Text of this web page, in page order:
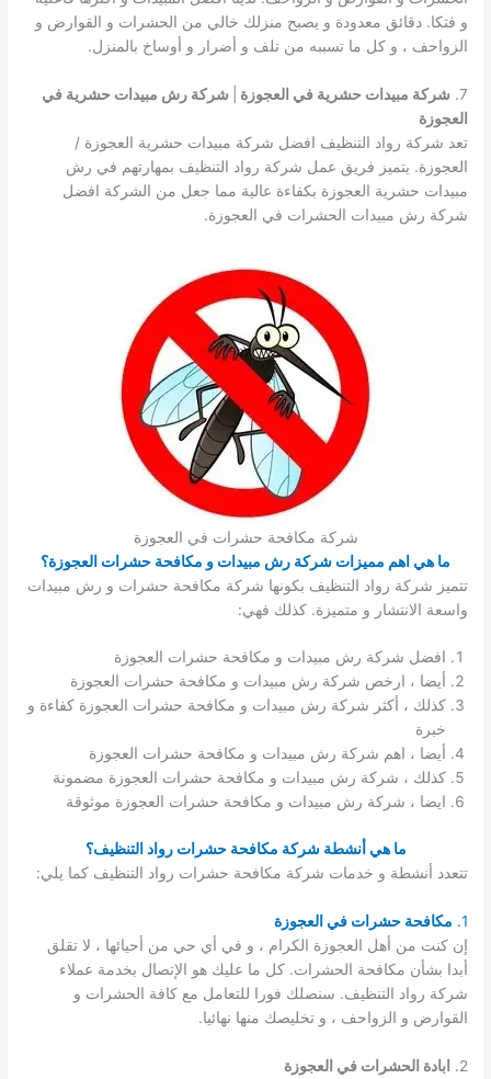
و فتكا. دقائق معدودة و يصبح منزلك خالي من الحشرات و القوارض و
الزواحف ، و كل ما تسببه من تلف و أضرار و أوساخ بالمنزل.
7. شركة مبيدات حشرية في العجوزة
شركة رش مبيدات حشرية في
العجوزة
تعد شركة رواد التنظيف افضل شركة مبيدات حشرية العجوزة /
العجوزة. يتميز فريق عمل شركة رواد التنظيف بمهارتهم في رش
مبيدات حشرية العجوزة بكفاءة عالية مما جعل من الشركة افضل
شركة رش مبيدات الحشرات في العجوزة.
شركة مكافحة حشرات في العجوزة
ما هي اهم مميزات شركة رش مبيدات و مكافحة حشرات العجوزة؟
تتميز شركة رواد التنظيف بكونها شركة مكافحة حشرات و رش مبيدات
واسعة الانتشار و متميزة. كذلك فهي:
افضل شركة رش مبيدات و مكافحة حشرات العجوزة
أيضا ، ارخص شركة رش مبيدات و مكافحة حشرات العجوزة
كذلك ، أكثر شركة رش مبيدات و مكافحة حشرات العجوزة كفاءة و
خبرة
أيضا ، اهم شركة رش مبيدات و مكافحة حشرات العجوزة
كذلك ، شركة رش مبيدات و مكافحة حشرات العجوزة مضمونة
ايضا ، شركة رش مبيدات و مكافحة حشرات العجوزة موثوقة
ما هي أنشطة شركة مكافحة حشرات رواد التنظيف؟
تتعدد أنشطة و خدمات شركة مكافحة حشرات رواد التنظيف كما يلي:
1. مكافحة حشرات في العجوزة
إن كنت من أهل العجوزة الكرام ، و في أي حي من أحيائها ، لا تقلق
أبدا بشأن مكافحة الحشرات. كل ما عليك هو الإتصال بخدمة عملاء
شركة رواد التنظيف. سنصلك فورا للتعامل مع كافة الحشرات و
القوارض و الزواحف ، و تخليصك منها نهائيا.
2.
ابادة الحشرات في العجوزة